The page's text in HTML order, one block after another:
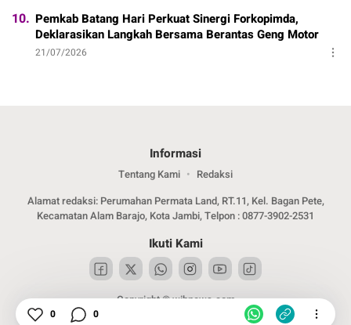
10. Pemkab Batang Hari Perkuat Sinergi Forkopimda,
Deklarasikan Langkah Bersama Berantas Geng Motor
21/07/2026
Informasi
Tentang Kami
Redaksi
Alamat redaksi: Perumahan Permata Land, RT.11, Kel. Bagan Pete,
Kecamatan Alam Barajo, Kota Jambi, Telpon : 0877-3902-2531
Ikuti Kami
Copyright © wibnews.com
0 0